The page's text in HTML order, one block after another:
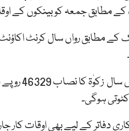
جمعہ کو بینکوں کے اوقات کار 10 سے 1
مطابق رواں سال کرنٹ اکاؤنٹ
ہوگی۔